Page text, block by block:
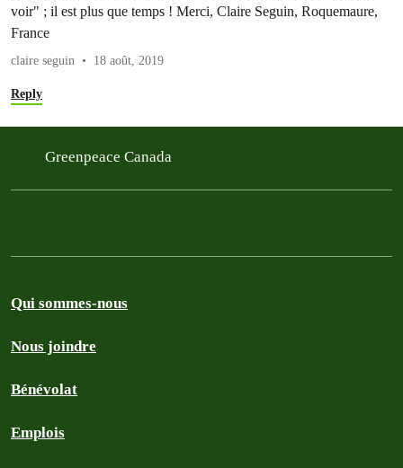
voir" ; il est plus que temps ! Merci, Claire Seguin, Roquemaure,
France
claire seguin 18 août, 2019
Reply
Greenpeace Canada
Qui sommes-nous
Nous joindre
Bénévolat
Emplois